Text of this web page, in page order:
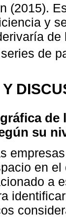
(2015).
y
de
de
su
en
a